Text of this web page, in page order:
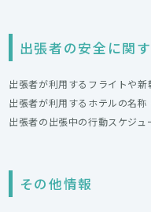
出張者の安全に関
出張者が利用するフライトや
出張者が利用するホテルの名称
出張者の出張中の行動スケジュ
その他情報